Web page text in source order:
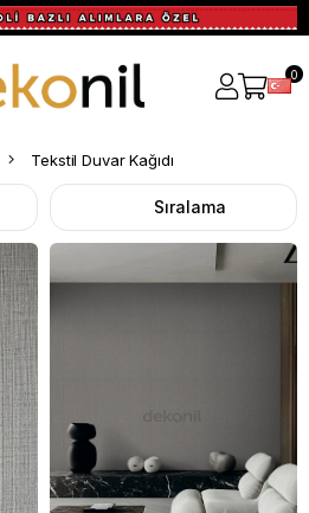
0
Tekstil Duvar Kağıdı
Sıralama